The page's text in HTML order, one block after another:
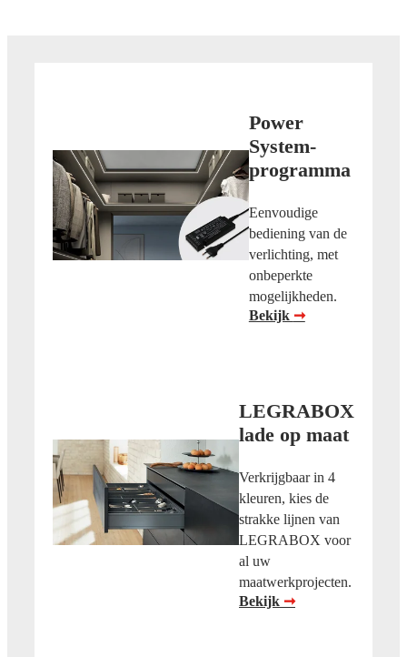
​Power
System-
programma
Eenvoudige
bediening van de
verlichting, met
onbeperkte
mogelijkheden.
Bekijk ➞
LEGRABOX
lade op maat
Verkrijgbaar in 4
kleuren, kies de
strakke lijnen van
LEGRABOX voor
al uw
maatwerkprojecten.
Bekijk ➞